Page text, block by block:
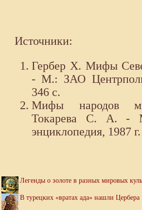
Источники:
Гербер Х. Мифы
- М.: ЗАО
346 с.
Мифы народов
Токарева С. А. -
энциклопедия, 1987
Легенды о золоте в разных мировых
В турецких «вратах ада» нашли Цербера